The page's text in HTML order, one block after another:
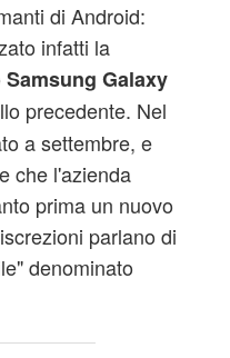
di Android:
infatti la
Samsung Galaxy
precedente. Nel
a settembre, e
che l'azienda
prima un nuovo
parlano di
denominato